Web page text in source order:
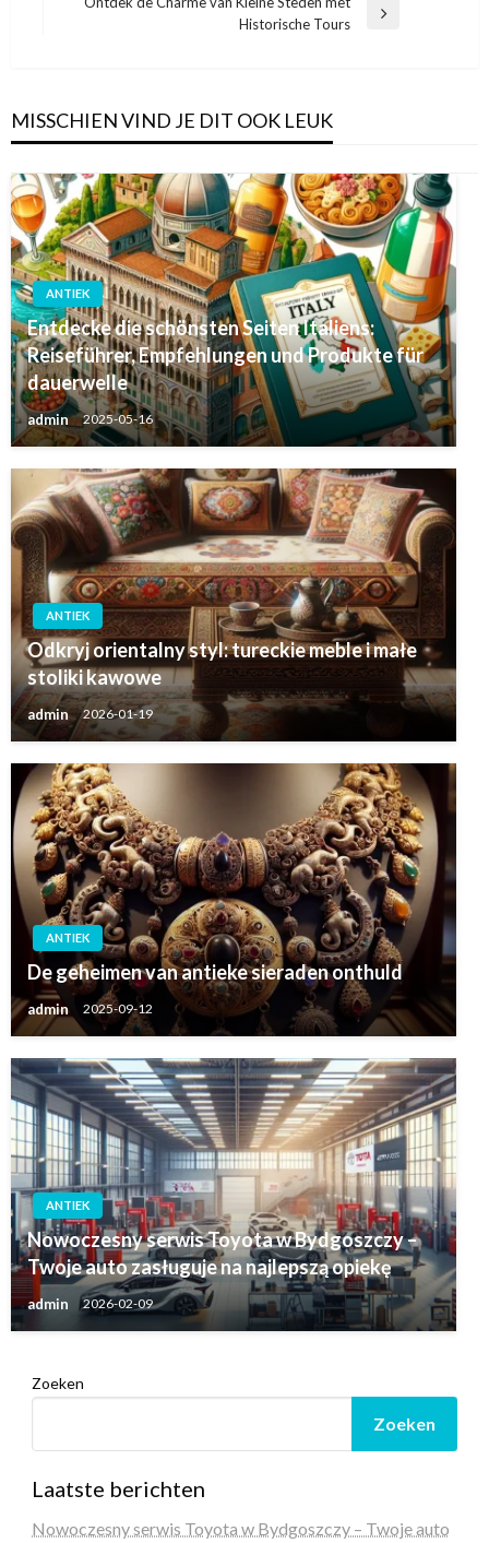
Historische Tours
MISSCHIEN VIND JE DIT OOK LEUK
ANTIEK
Entdecke die schönsten Seiten Italiens:
Reiseführer, Empfehlungen und Produkte für
dauerwelle
admin 2025-05-16
ANTIEK
Odkryj orientalny styl: tureckie meble i małe
stoliki kawowe
admin 2026-01-19
ANTIEK
De geheimen van antieke sieraden onthuld
admin 2025-09-12
ANTIEK
Nowoczesny serwis Toyota w Bydgoszczy –
Twoje auto zasługuje na najlepszą opiekę
admin 2026-02-09
Zoeken
Zoeken
Laatste berichten
Nowoczesny serwis Toyota w Bydgoszczy – Twoje auto